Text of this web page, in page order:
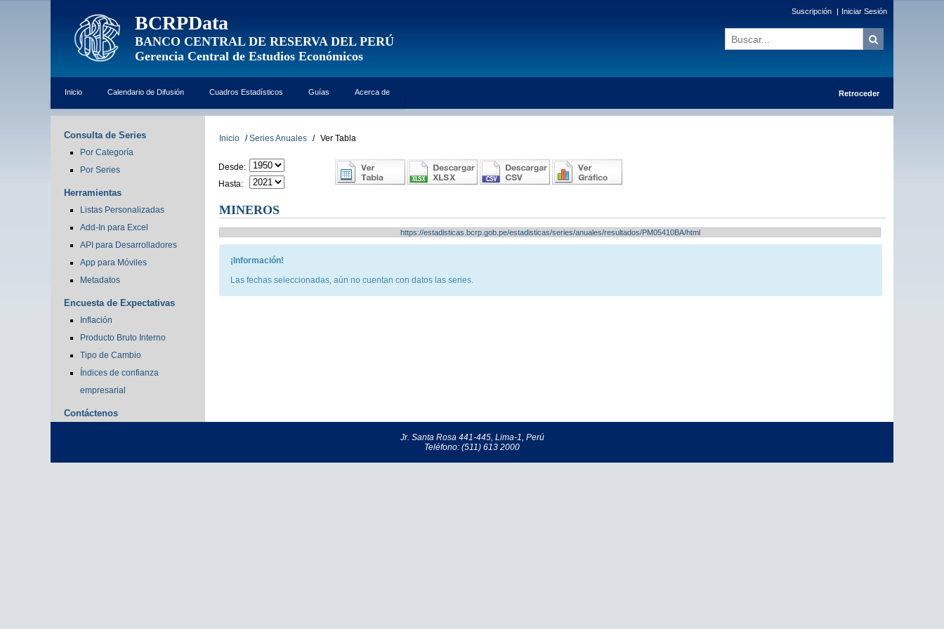
BCRPData
BANCO CENTRAL DE RESERVA DEL PERÚ
Gerencia Central de Estudios Económicos
Suscripción | Iniciar Sesión
Inicio Calendario de Difusión Cuadros Estadísticos Guías Acerca de Retroceder
Consulta de Series
Por Categoría
Por Series
Herramientas
Listas Personalizadas
Add-In para Excel
API para Desarrolladores
App para Móviles
Metadatos
Encuesta de Expectativas
Inflación
Producto Bruto Interno
Tipo de Cambio
Índices de confianza
empresarial
Contáctenos
Inicio / Series Anuales / Ver Tabla
Desde:
Hasta:
MINEROS
https://estadisticas.bcrp.gob.pe/estadisticas/series/anuales/resultados/PM05410BA/html
¡Información!
Las fechas seleccionadas, aún no cuentan con datos las series.
Jr. Santa Rosa 441-445, Lima-1, Perú
Teléfono: (511) 613 2000